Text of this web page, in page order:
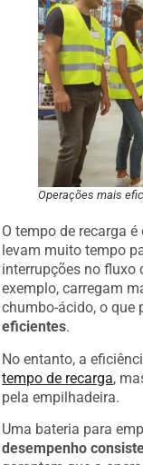
Operações mais
O tempo de recarga
levam muito tempo
interrupções no fluxo
exemplo, carregam
chumbo-ácido, o que
eficientes
No entanto, a
tempo de recarga ,
pela empilhadeira.
Uma bateria para
desempenho